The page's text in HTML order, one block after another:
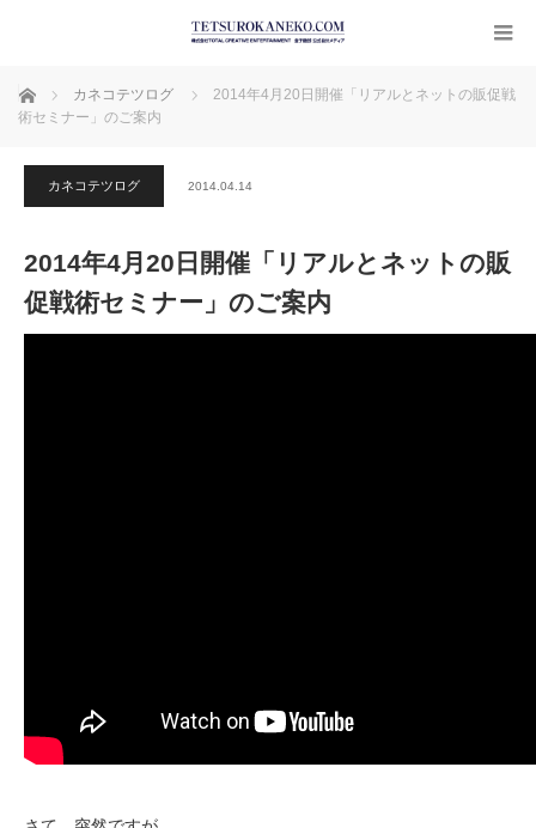
ホーム カネコテツログ
2014年4月20日開催「リアルとネットの販促戦
術セミナー」のご案内
カネコテツログ 2014.04.14
2014年4月20日開催「リアルとネットの販
促戦術セミナー」のご案内